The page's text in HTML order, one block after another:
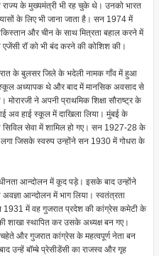
राज्य के मुख्यमंत्री भी रह चुके थे। उनको भारत
के लिए भी जाना जाता है। सन 1974 में
और चीन के साथ मित्रता बहाल करने में
एजेंसी रॉ को भी बंद करने की कोशिश की।
के बुलसर जिले के भदेली नामक गाँव में हुआ
अध्यापक थे और बाद में मानसिक अवसाद से
ने अपनी प्राथमिक शिक्षा सौराष्ट्र के
अव हाई स्कूल में दाखिला लिया। मुंबई के
सेवा में शामिल हो गए। सन 1927-28 के
लगा जिसके स्वरुप उन्होंने सन 1930 में गोधरा के
आन्दोलन में कूद पड़े। इसके बाद उन्होंने
आन्दोलन में भाग लिया। स्वतंत्रता
1931 में वह गुजरात प्रदेश की कांग्रेस कमेटी के
शाखा स्थापित कर उसके अध्यक्ष बन गए।
और गुजरात कांग्रेस के महत्वपूर्ण नेता बन
उन्हें बॉम्बे प्रेसीडेंसी का राजस्व और गृह